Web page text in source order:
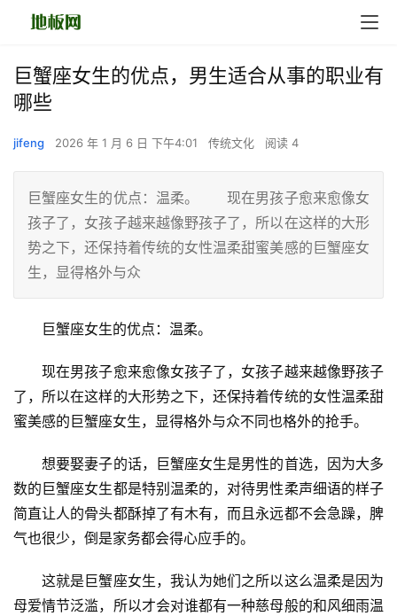
巨蟹座女生的优点，男生适合从事的职业有
哪些
jifeng 2026 年 1 月 6 日 下午4:01 传统文化 阅读 4
巨蟹座女生的优点：温柔。 现在男孩子愈来愈像女
孩子了，女孩子越来越像野孩子了，所以在这样的大形
势之下，还保持着传统的女性温柔甜蜜美感的巨蟹座女
生，显得格外与众
巨蟹座女生的优点：温柔。
现在男孩子愈来愈像女孩子了，女孩子越来越像野孩子
了，所以在这样的大形势之下，还保持着传统的女性温柔甜
蜜美感的巨蟹座女生，显得格外与众不同也格外的抢手。
想要娶妻子的话，巨蟹座女生是男性的首选，因为大多
数的巨蟹座女生都是特别温柔的，对待男性柔声细语的样子
简直让人的骨头都酥掉了有木有，而且永远都不会急躁，脾
气也很少，倒是家务都会得心应手的。
这就是巨蟹座女生，我认为她们之所以这么温柔是因为
母爱情节泛滥，所以才会对谁都有一种慈母般的和风细雨温